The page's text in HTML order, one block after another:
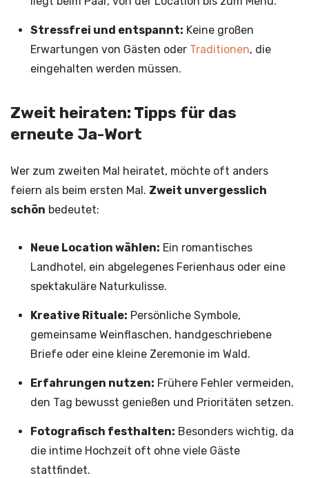
Stressfrei und entspannt: Keine großen
Erwartungen von Gästen oder Traditionen, die
eingehalten werden müssen.
Zweit heiraten: Tipps für das
erneute Ja-Wort
Wer zum zweiten Mal heiratet, möchte oft anders
feiern als beim ersten Mal. Zweit unvergesslich
schön bedeutet:
Neue Location wählen: Ein romantisches
Landhotel, ein abgelegenes Ferienhaus oder eine
spektakuläre Naturkulisse.
Kreative Rituale: Persönliche Symbole,
gemeinsame Weinflaschen, handgeschriebene
Briefe oder eine kleine Zeremonie im Wald.
Erfahrungen nutzen: Frühere Fehler vermeiden,
den Tag bewusst genießen und Prioritäten setzen.
Fotografisch festhalten: Besonders wichtig, da
die intime Hochzeit oft ohne viele Gäste
stattfindet.